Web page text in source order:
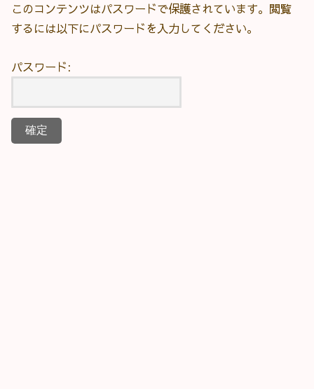
このコンテンツはパスワードで保護されています。閲覧
するには以下にパスワードを入力してください。
パスワード: